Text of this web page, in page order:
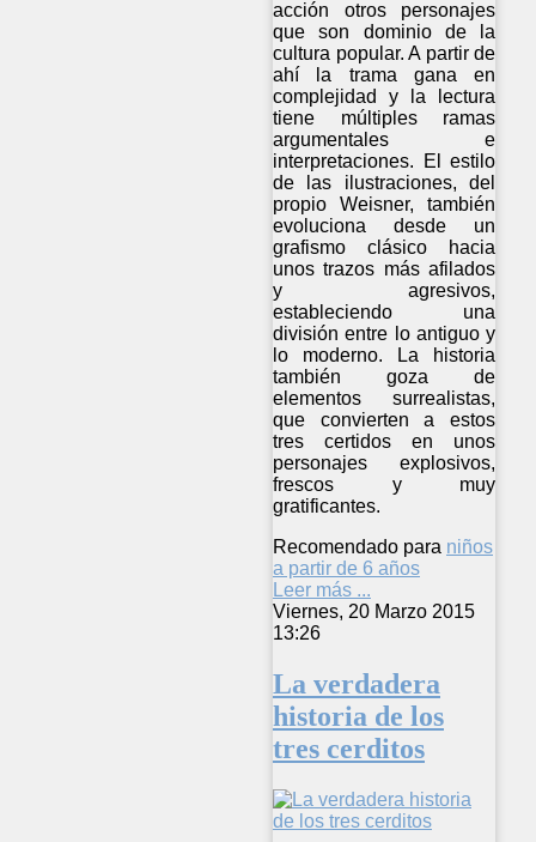
acción otros personajes
que son dominio de la
cultura popular. A partir de
ahí la trama gana en
complejidad y la lectura
tiene múltiples ramas
argumentales e
interpretaciones. El estilo
de las ilustraciones, del
propio Weisner, también
evoluciona desde un
grafismo clásico hacia
unos trazos más afilados
y agresivos,
estableciendo una
división entre lo antiguo y
lo moderno. La historia
también goza de
elementos surrealistas,
que convierten a estos
tres certidos en unos
personajes explosivos,
frescos y muy
gratificantes.
Recomendado para niños
a partir de 6 años
Leer más ...
Viernes, 20 Marzo 2015
13:26
La verdadera
historia de los
tres cerditos